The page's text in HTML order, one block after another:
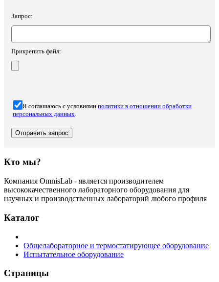
Запрос:
Прикрепить файл:
Я соглашаюсь с условиями политики в отношении обработки
персональных данных
Кто мы?
Компания OmnisLab - является производителем
высококачественного лабораторного оборудования для
научных и производственных лабораторий любого профиля
Каталог
Общелабораторное и термостатирующее оборудование
Испытательное оборудование
Страницы